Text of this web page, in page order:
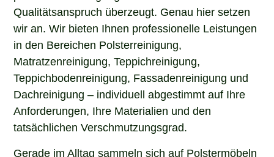
Qualitätsanspruch überzeugt. Genau hier setzen
wir an. Wir bieten Ihnen professionelle Leistungen
in den Bereichen Polsterreinigung,
Matratzenreinigung, Teppichreinigung,
Teppichbodenreinigung, Fassadenreinigung und
Dachreinigung – individuell abgestimmt auf Ihre
Anforderungen, Ihre Materialien und den
tatsächlichen Verschmutzungsgrad.
Gerade im Alltag sammeln sich auf Polstermöbeln